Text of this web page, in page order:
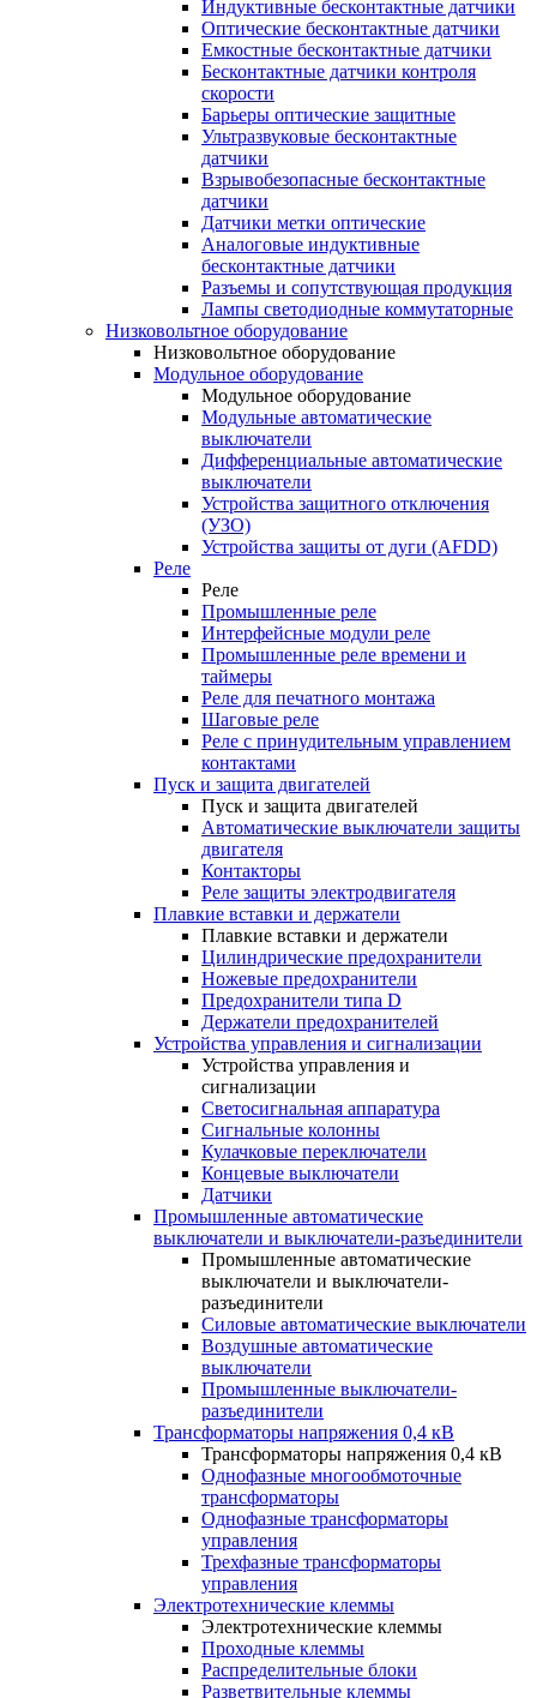
Индуктивные бесконтактные датчики
Оптические бесконтактные датчики
Емкостные бесконтактные датчики
Бесконтактные датчики контроля
скорости
Барьеры оптические защитные
Ультразвуковые бесконтактные
датчики
Взрывобезопасные бесконтактные
датчики
Датчики метки оптические
Аналоговые индуктивные
бесконтактные датчики
Разъемы и сопутствующая продукция
Лампы светодиодные коммутаторные
Низковольтное оборудование
Низковольтное оборудование
Модульное оборудование
Модульное оборудование
Модульные автоматические
выключатели
Дифференциальные автоматические
выключатели
Устройства защитного отключения
(УЗО)
Устройства защиты от дуги (AFDD)
Реле
Реле
Промышленные реле
Интерфейсные модули реле
Промышленные реле времени и
таймеры
Реле для печатного монтажа
Шаговые реле
Реле с принудительным управлением
контактами
Пуск и защита двигателей
Пуск и защита двигателей
Автоматические выключатели защиты
двигателя
Контакторы
Реле защиты электродвигателя
Плавкие вставки и держатели
Плавкие вставки и держатели
Цилиндрические предохранители
Ножевые предохранители
Предохранители типа D
Держатели предохранителей
Устройства управления и сигнализации
Устройства управления и
сигнализации
Светосигнальная аппаратура
Сигнальные колонны
Кулачковые переключатели
Концевые выключатели
Датчики
Промышленные автоматические
выключатели и выключатели-разъединители
Промышленные автоматические
выключатели и выключатели-
разъединители
Силовые автоматические выключатели
Воздушные автоматические
выключатели
Промышленные выключатели-
разъединители
Трансформаторы напряжения 0,4 кВ
Трансформаторы напряжения 0,4 кВ
Однофазные многообмоточные
трансформаторы
Однофазные трансформаторы
управления
Трехфазные трансформаторы
управления
Электротехнические клеммы
Электротехнические клеммы
Проходные клеммы
Распределительные блоки
Разветвительные клеммы